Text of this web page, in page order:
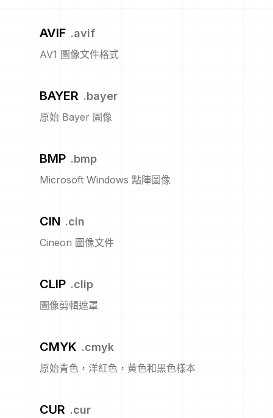
AVIF .avif
AV1 圖像文件格式
BAYER .bayer
原始 Bayer 圖像
BMP .bmp
Microsoft Windows 點陣圖像
CIN .cin
Cineon 圖像文件
CLIP .clip
圖像剪輯遮罩
CMYK .cmyk
原始青色，洋紅色，黃色和黑色樣本
CUR .cur